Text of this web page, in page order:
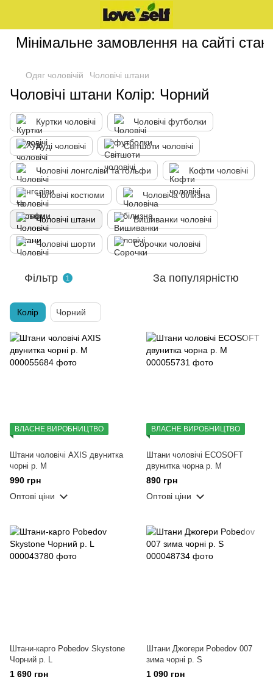
Мінімальне замовлення на сайті
Одяг чоловічій Чоловічі штани
Чоловічі штани Колір: Чорний
Куртки чоловічі Чоловічі футболки
Худі чоловічі Світшоти чоловічі
Чоловічі лонгсліви та гольфи Кофти чоловічі
Чоловічі костюми Чоловіча білизна
Чоловічі штани Вишиванки чоловічі
Чоловічі шорти Сорочки чоловічі
Фільтр 1 За популярністю
Колір Чорний
ВЛАСНЕ ВИРОБНИЦТВО
Штани чоловічі AXIS двунитка
чорні р. M
990 грн
Оптові ціни
ВЛАСНЕ ВИРОБНИЦТВО
Штани чоловічі ECOSOFT
двунитка чорна р. M
890 грн
Оптові ціни
Штани-карго Pobedov Skystone
Чорний р. L
1 690 грн
Штани Джогери Pobedov 007
зима чорні р. S
1 090 грн